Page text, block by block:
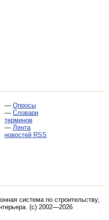
— Опросы
— Словари
терминов
— Лента
новостей RSS
система по строительству,
. (c) 2002—2026